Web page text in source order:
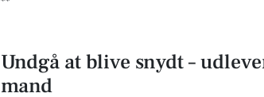
Undgå at blive snydt –
mand